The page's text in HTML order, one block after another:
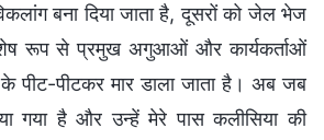
बना दिया जाता है, दूसरों को जेल भेज
रूप से प्रमुख अगुआओं और कार्यकर्ताओं
के पीट-पीटकर मार डाला जाता है। अब जब
गया है और उन्हें मेरे पास कलीसिया की